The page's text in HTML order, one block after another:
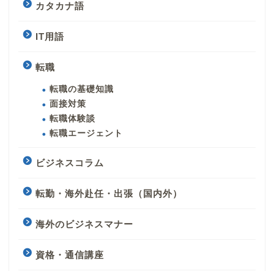
カタカナ語
IT用語
転職
転職の基礎知識
面接対策
転職体験談
転職エージェント
ビジネスコラム
転勤・海外赴任・出張（国内外）
海外のビジネスマナー
資格・通信講座